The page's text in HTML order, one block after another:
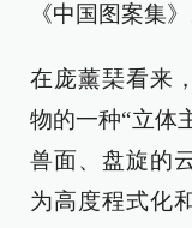
《中国图案集》
在庞薰琹看来
物的一种“立
兽面、盘旋的
为高度程式化